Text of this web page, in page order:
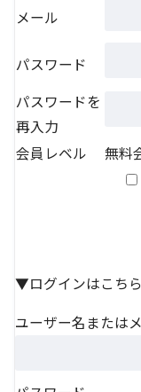
メール
パスワード
パスワードを
再入力
会員レベル
無料
▼ログインはこち
ユーザー名または